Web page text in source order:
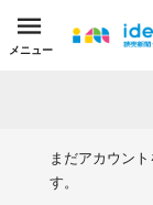
メニュー
まだアカウン
す。